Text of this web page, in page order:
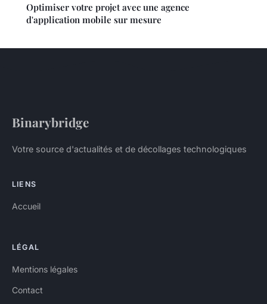
Optimiser votre projet avec une agence
d'application mobile sur mesure
Binarybridge
Votre source d'actualités et de décollages technologiques
LIENS
Accueil
LÉGAL
Mentions légales
Contact